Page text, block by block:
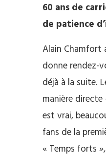
60 ans de
de patience
Alain Chamfort
donne rendez-
déjà à la suite.
manière
est vrai,
fans de la
« Temps forts